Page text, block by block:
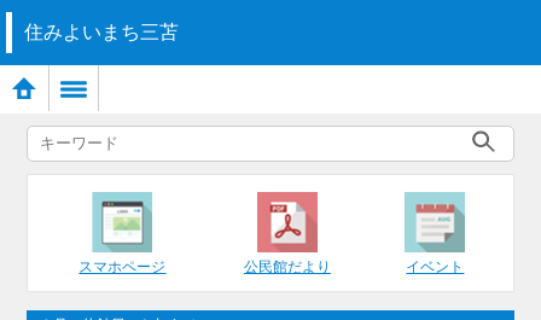
住みよいまち三苫
スマホページ 公民館だより イベント